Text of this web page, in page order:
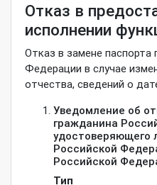
Отказ в
исполнении
Отказ в замене паспорта
Федерации в случае
отчества, сведений о
Уведомление об
гражданина
удостоверяющего
Российской
Российской
Тип